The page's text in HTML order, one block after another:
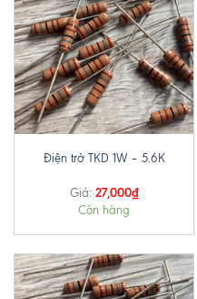
Điện trở TKD 1W – 5.6K
Giá: 27,000₫
Còn hàng